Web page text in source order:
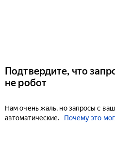
Подтвердите, что
не робот
Нам очень жаль, но запросы с
автоматические.
Почему это